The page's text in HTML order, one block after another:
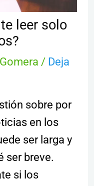
leer solo
/ Deja
sobre por
en los
ser larga y
ser breve.
si los